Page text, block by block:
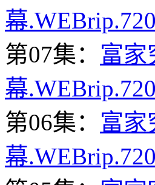
幕
第07集： 富家
幕
第06集： 富家
幕